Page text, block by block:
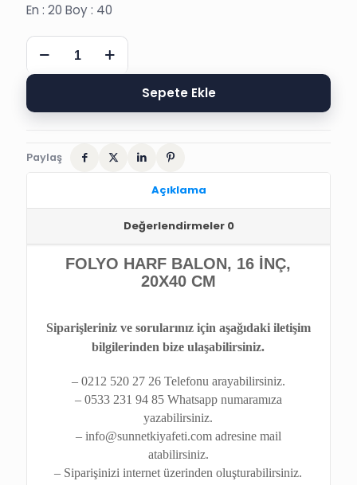
En : 20 Boy : 40
S
ALTIN
FOLYO
BALON,
CM
Sepete Ekle
Paylaş
Açıklama
Değerlendirmeler 0
FOLYO HARF BALON, 16 İNÇ,
20X40 CM
Siparişleriniz ve sorularınız için aşağıdaki iletişim
bilgilerinden bize ulaşabilirsiniz.
– 0212 520 27 26 Telefonu arayabilirsiniz.
– 0533 231 94 85 Whatsapp numaramıza
yazabilirsiniz.
– info@sunnetkiyafeti.com adresine mail
atabilirsiniz.
– Siparişinizi internet üzerinden oluşturabilirsiniz.